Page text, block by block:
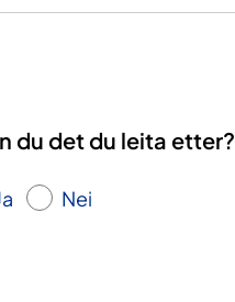
du det du leita etter?
Nei